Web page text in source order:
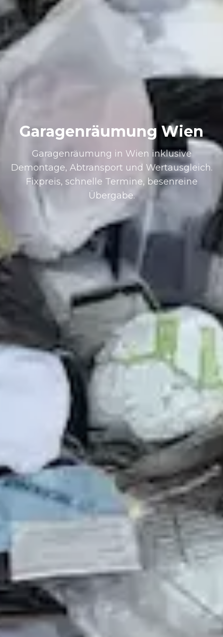
Garagenräumung Wien
Garagenräumung in Wien inklusive
Demontage, Abtransport und Wertausgleich.
Fixpreis, schnelle Termine, besenreine
Übergabe.